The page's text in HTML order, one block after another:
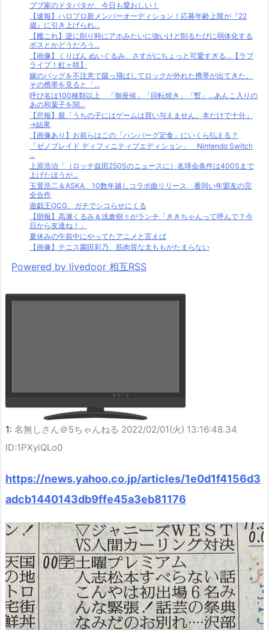
ブブ家のドタバタが、今日も愛おしい！
【速報】ハロプロ新メンバーオーディション！応募年齢上限が『22
歳』に引き上げられ...
【艦これ】逆に削り時にアホみたいに強いけど削るたびに弱体化する
ボスとかどうだろう...
【画像】くりぱん ぬいぐるみ、さすがにちょっと可愛すぎる…【ラブ
ライブ！虹ヶ咲】
嫁のバッグを不注意で蹴っ飛ばしてロックが外れた携帯が出てきた。
その携帯を見ると「...
呼び名は100種類以上 「御座候」「回転焼き」「暫」…あんこ入りの
あの和菓子を関...
【悲報】親「うちの子にはゲームは買い与えません。本だけで十分」
→結果
【画像あり】お前らはこの「ハンバーグ定食」にいくら払える？
「ゼノブレイド ディフィニティブエディション」 Nintendo Switch
...
上原浩治「（ロッテ益田250Sのニュースに）名球会条件は400Sまで
上げたほうが...
玉置浩二＆ASKA、10数年越しコラボ曲リリース 番同い年盟友の完
全合作
遊戯王OCG、ガチでシコらせにくる
【朗報】高瀬くるみ＆浅倉樹々がランチ「ききちゃんって呼んで？今
日から友達ね！」
夏休みの午前中にやってたアニメと言えば
【画像】テニス園田彩乃、筋肉質な太ももがたまらない
Powered by livedoor 相互RSS
1: 名無しさん＠5ちゃんねる 2022/02/01(火) 13:16:48.34
ID:1PXyiQLo0
https://news.yahoo.co.jp/articles/1e0d1f4156d3
adcb1440143db9ffe45a3eb81176